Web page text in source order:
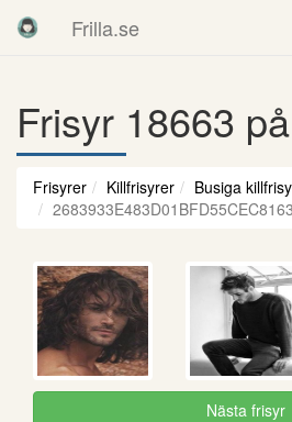
Frilla.se
Frisyr 18663
Frisyrer Killfrisyrer
Busiga
Nästa frisyr